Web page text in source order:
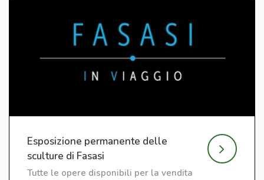
Esposizione permanente delle
sculture di Fasasi
Tutte le opere disponibili per la vendita